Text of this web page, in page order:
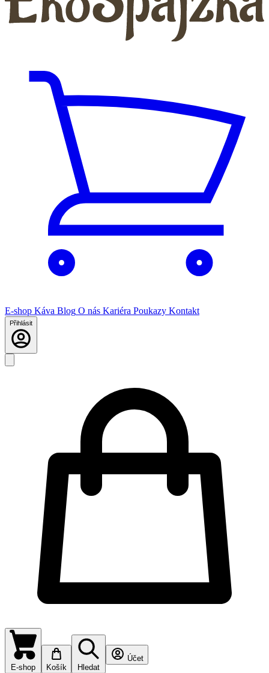
E-shop Káva Blog O nás Kariéra Poukazy Kontakt
Přihlásit
E-shop Košík Hledat
Účet